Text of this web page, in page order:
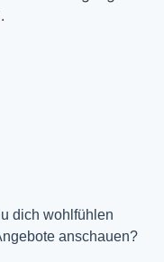
dich wohlfühlen
anschauen?